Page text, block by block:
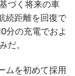
づく将来の車
続距離を回復で
分の充電でおよ
だ。
ムを初めて採用